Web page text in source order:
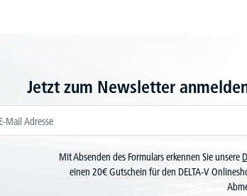
Jetzt zum Newsletter
Mit Absenden des Formulars erkennen Sie unsere
einen 20€ Gutschein für den DELTA-V